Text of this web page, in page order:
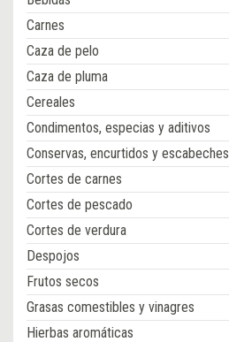
Carnes
Caza de pelo
Caza de pluma
Cereales
Condimentos, especias y aditivos
Conservas, encurtidos y escabeches
Cortes de carnes
Cortes de pescado
Cortes de verdura
Despojos
Frutos secos
Grasas comestibles y vinagres
Hierbas aromáticas